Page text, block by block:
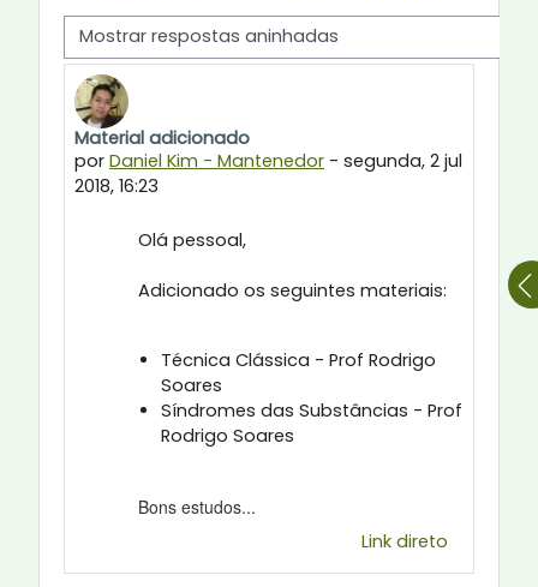
Modo de visualização
Material adicionado
por Daniel Kim - Mantenedor - segunda, 2 jul
2018, 16:23
Número de respostas: 0
Olá pessoal,
Adicionado os seguintes materiais:
Técnica Clássica - Prof Rodrigo
Soares
Síndromes das Substâncias - Prof
Rodrigo Soares
Bons estudos...
Link direto